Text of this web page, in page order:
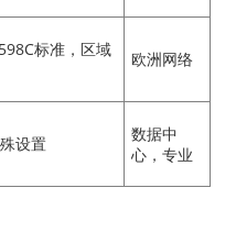
标准，区域
欧洲网络
设置
数据中
心，专业